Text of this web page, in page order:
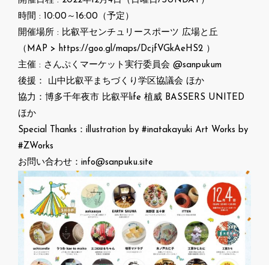
時間 : 10:00～16:00（予定）
開催場所 : 比叡平センチュリースポーツ 広場と丘
（MAP > https://goo.gl/maps/DcjfVGkAeHS2 ）
主催 : さんぷくマーケット実行委員会 @sanpukum
後援： 山中比叡平まちづくり学区協議会 ほか
協力：博多千年夜市 比叡平life 植威 BASSERS UNITED
ほか
Special Thanks：illustration by #inatakayuki Art Works by
#ZWorks
お問い合わせ：info@sanpuku.site